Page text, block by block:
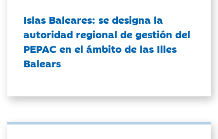
Islas Baleares: se designa la
autoridad regional de gestión del
PEPAC en el ámbito de las Illes
Balears